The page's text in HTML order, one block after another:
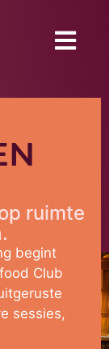
ruimte
begint
Club
sessies,